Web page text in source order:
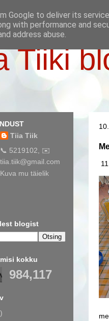
Tiiki
Tiia Tiik
📞 5219102, ✉️
tiia.tiik@gmail.com
Kuva mu täielik
blogist
kokku
984,117
Google to deliver its
with performance and
address abuse.